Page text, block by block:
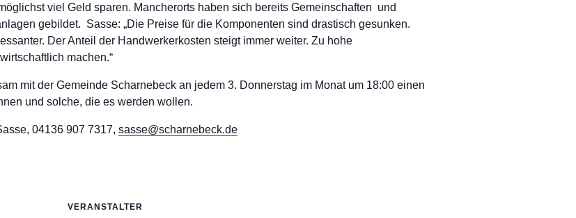
viel Geld sparen. Mancherorts haben sich bereits Gemeinschaften und
gebildet. Sasse: „Die Preise für die Komponenten sind drastisch gesunken.
Der Anteil der Handwerkerkosten steigt immer weiter. Zu hohe
machen.“
mit der Gemeinde Scharnebeck an jedem 3. Donnerstag im Monat um 18:00 einen
und solche, die es werden wollen.
04136 907 7317, sasse@scharnebeck.de
VERANSTALTER